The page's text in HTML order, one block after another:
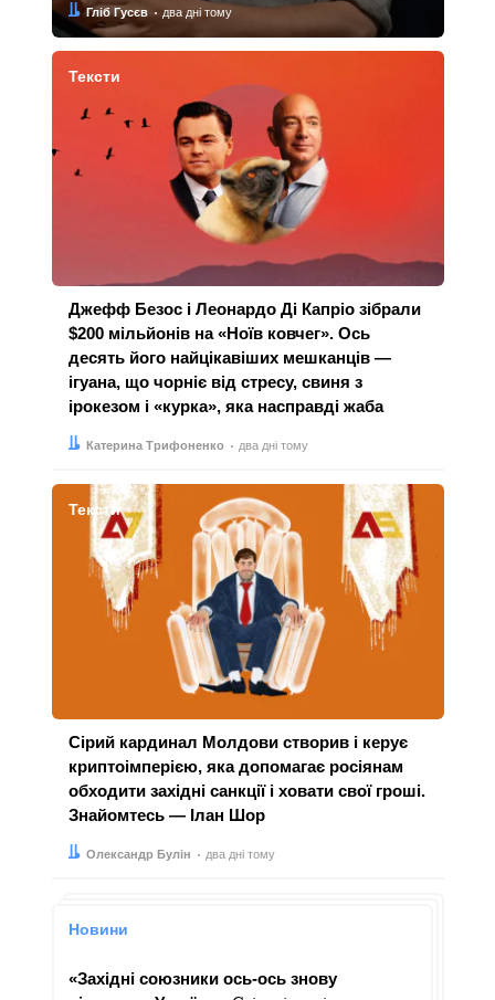
Автор:
Гліб Гусєв
Дата: два дні тому
Тексти
Джефф Безос і Леонардо Ді Капріо зібрали
$200 мільйонів на «Ноїв ковчег». Ось
десять його найцікавіших мешканців —
ігуана, що чорніє від стресу, свиня з
ірокезом і «курка», яка насправді жаба
Автор:
Катерина Трифоненко
Дата: два дні тому
Тексти
Сірий кардинал Молдови створив і керує
криптоімперією, яка допомагає росіянам
обходити західні санкції і ховати свої гроші.
Знайомтесь — Ілан Шор
Автор:
Олександр Булін
Дата: два дні тому
Новини
«Західні союзники ось-ось знову